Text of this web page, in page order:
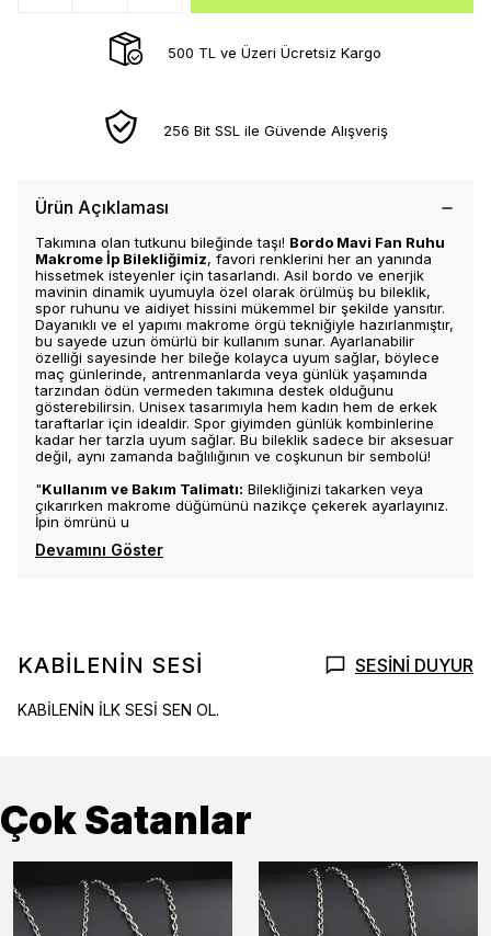
500 TL ve Üzeri Ücretsiz Kargo
256 Bit SSL ile Güvende Alışveriş
Ürün Açıklaması
Takımına olan tutkunu bileğinde taşı! Bordo Mavi Fan Ruhu
Makrome İp Bilekliğimiz, favori renklerini her an yanında
hissetmek isteyenler için tasarlandı. Asil bordo ve enerjik
mavinin dinamik uyumuyla özel olarak örülmüş bu bileklik,
spor ruhunu ve aidiyet hissini mükemmel bir şekilde yansıtır.
Dayanıklı ve el yapımı makrome örgü tekniğiyle hazırlanmıştır,
bu sayede uzun ömürlü bir kullanım sunar. Ayarlanabilir
özelliği sayesinde her bileğe kolayca uyum sağlar, böylece
maç günlerinde, antrenmanlarda veya günlük yaşamında
tarzından ödün vermeden takımına destek olduğunu
gösterebilirsin. Unisex tasarımıyla hem kadın hem de erkek
taraftarlar için idealdir. Spor giyimden günlük kombinlerine
kadar her tarzla uyum sağlar. Bu bileklik sadece bir aksesuar
değil, aynı zamanda bağlılığının ve coşkunun bir sembolü!
"Kullanım ve Bakım Talimatı: Bilekliğinizi takarken veya
çıkarırken makrome düğümünü nazikçe çekerek ayarlayınız.
İpin ömrünü u
Devamını Göster
KABİLENİN SESİ SESİNİ DUYUR
KABİLENİN İLK SESİ SEN OL.
Çok Satanlar